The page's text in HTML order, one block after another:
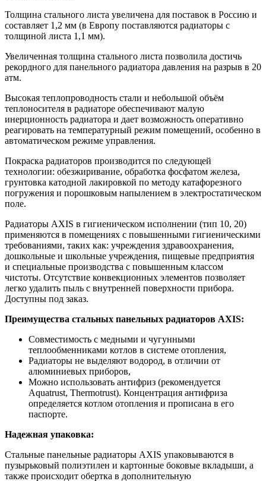
Толщина стального листа увеличена для поставок в Россию и
составляет 1,2 мм (в Европу поставляются радиаторы с
толщиной листа 1,1 мм).
Увеличенная толщина стального листа позволила достичь
рекордного для панельного радиатора давления на разрыв в 20
атм.
Высокая теплопроводность стали и небольшой объём
теплоносителя в радиаторе обеспечивают малую
инерционность радиатора и дает возможность оперативно
реагировать на температурный режим помещений, особенно в
автоматическом режиме управления.
Покраска радиаторов производится по следующей
технологии: обезжиривание, обработка фосфатом железа,
грунтовка катодной лакировкой по методу катафорезного
погружения и порошковым напылением в электростатическом
поле.
Радиаторы AXIS в гигиеническом исполнении (тип 10, 20)
применяются в помещениях с повышенными гигиеническими
требованиями, таких как: учреждения здравоохранения,
дошкольные и школьные учреждения, пищевые предприятия
и специальные производства с повышенным классом
чистоты. Отсутствие конвекционных элементов позволяет
легко удалить пыль с внутренней поверхности прибора.
Доступны под заказ.
Преимущества стальных панельных радиаторов AXIS:
Совместимость с медными и чугунными
теплообменниками котлов в системе отопления,
Радиаторы не выделяют водород, в отличии от
алюминиевых приборов,
Можно использовать антифриз (рекомендуется
Aquatrust, Thermotrust). Концентрация антифриза
определяется котлом отопления и прописана в его
паспорте.
Надежная упаковка:
Стальные панельные радиаторы AXIS упаковываются в
пузырьковый полиэтилен и картонные боковые вкладыши, а
также происходит обертка в дополнительную